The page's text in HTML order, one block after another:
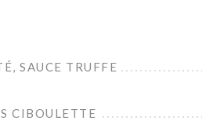
SAUCE TRUFFE
CIBOULETTE